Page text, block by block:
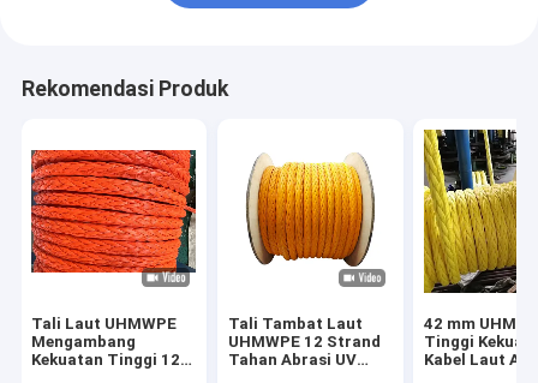
Rekomendasi Produk
Tali Laut UHMWPE
Mengambang
Kekuatan Tinggi 12
Tali Tambat Laut
UHMWPE 12 Strand
Tahan Abrasi UV
42 mm
Tinggi
Kabel Laut Air